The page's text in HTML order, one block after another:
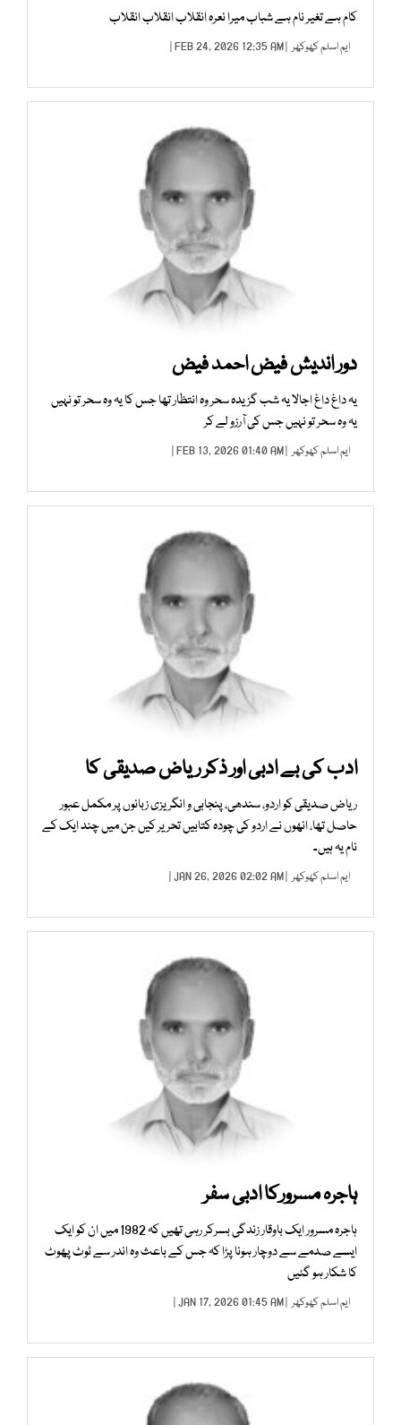
کام ہے تغیر نام ہے شباب میرا نعرہ انقلاب انقلاب انقلاب
ایم اسلم کھوکھر | FEB 24, 2026 12:35 AM |
دور اندیش فیض احمد فیض
یہ داغ داغ اجالا یہ شب گزیدہ سحر وہ انتظار تھا جس کا یہ وہ سحر تو نہیں
یہ وہ سحر تو نہیں جس کی آرزو لے کر
ایم اسلم کھوکھر | FEB 13, 2026 01:40 AM |
ادب کی بے ادبی اور ذکر ریاض صدیقی کا
ریاض صدیقی کو اردو، سندھی، پنجابی و انگریزی زبانوں پر مکمل عبور
حاصل تھا، انھوں نے اردو کی چودہ کتابیں تحریر کیں جن میں چند ایک کے
نام یہ ہیں۔
ایم اسلم کھوکھر | JAN 26, 2026 02:02 AM |
ہاجرہ مسرورکا ادبی سفر
ہاجرہ مسرور ایک باوقار زندگی بسرکر رہی تھیں کہ 1982 میں ان کو ایک
ایسے صدمے سے دوچار ہونا پڑا کہ جس کے باعث وہ اندر سے ٹوٹ پھوٹ
کا شکار ہو گئیں
ایم اسلم کھوکھر | JAN 17, 2026 01:45 AM |